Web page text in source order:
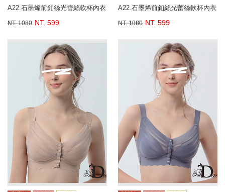
A22.石墨烯前釦絲光蕾絲軟杯內衣
NT. 1080 NT. 599
A22.石墨烯前釦絲光蕾絲軟杯內衣
NT. 1080 NT. 599